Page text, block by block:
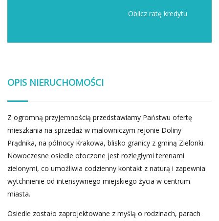
Oblicz ratę kredytu
OPIS NIERUCHOMOŚCI
Z ogromną przyjemnością przedstawiamy Państwu ofertę
mieszkania na sprzedaż w malowniczym rejonie Doliny
Prądnika, na północy Krakowa, blisko granicy z gminą Zielonki.
Nowoczesne osiedle otoczone jest rozległymi terenami
zielonymi, co umożliwia codzienny kontakt z naturą i zapewnia
wytchnienie od intensywnego miejskiego życia w centrum
miasta.
Osiedle zostało zaprojektowane z myślą o rodzinach, parach